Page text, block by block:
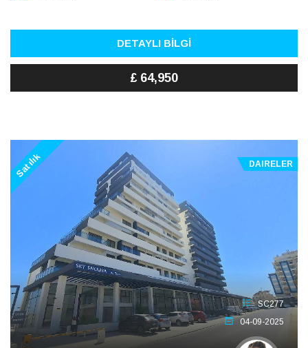
DETAYLI BİLGİ
£ 64,950
Satılık DAIRELER
SC277
04-09-2025